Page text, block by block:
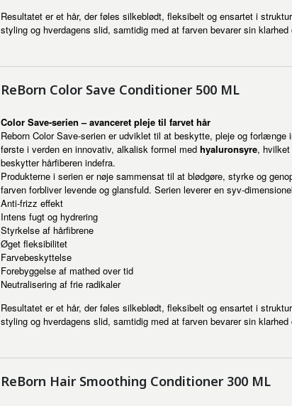
Resultatet er et hår, der føles silkeblødt, fleksibelt og ensartet i
styling og hverdagens slid, samtidig med at farven bevarer sin klarhed
ReBorn Color Save Conditioner 500 ML
Color Save-serien – avanceret pleje til farvet hår
Reborn Color Save-serien er udviklet til at beskytte, pleje og
første i verden en innovativ, alkalisk formel med hyaluronsyre, hvilket
beskytter hårfiberen indefra.
Produkterne i serien er nøje sammensat til at blødgøre, styrke og
farven forbliver levende og glansfuld. Serien leverer en syv-
Anti-frizz effekt
Intens fugt og hydrering
Styrkelse af hårfibrene
Øget fleksibilitet
Farvebeskyttelse
Forebyggelse af mathed over tid
Neutralisering af frie radikaler
Resultatet er et hår, der føles silkeblødt, fleksibelt og ensartet i
styling og hverdagens slid, samtidig med at farven bevarer sin klarhed
ReBorn Hair Smoothing Conditioner 300 ML